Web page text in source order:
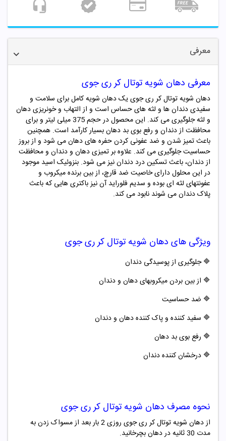
معرفی
معرفی دهان شویه توتال کر ری جوی
دهان شویه توتال کر ری جوی یک دهان شویه کامل برای سلامت و
سفیدی دندان ها و لثه های حساس است و از التهاب و خونریزی دهان
و لثه جلوگیری می کند. این محصول در حجم 375 میلی لیتر و برای
محافظت از دندان و رفع بوی بد دهان بسیار کارآمد است. همچنین
باعث تمیز شدن و ضد عفونی کردن حفره های دهان می شود و از بروز
حساسیت جلوگیری می کند. علاوه بر تمیزی دهان و دندان و محافظت
از دندان، باعث تسکین درد دندان نیز می شود. بنزوئیک اسید موجود
در این محلول دارای خاصیت ضد قارچ، از بین برنده میکروب و
عفونتهای لثه ای بوده و سدیم فلوراید آن نیز باکتری هایی که باعث
پلاک دندان می شوند نابود می کند.
ویژگی های دهان شویه توتال کرری جوی
🔷 جلوگیری از پوسیدگی دندان
🔷 از بین بردن میکروبهای دهان و دندان
🔷 ضد حساسیت
🔷 سفید کننده و پاک کننده دهان و دندان
🔷 رفع بوی بد دهان
🔷 درخشان کننده دندان
نحوه مصرف دهان شویه توتال کرری جوی
از دهان شویه توتال کر ری جوی روزی 2 بار بعد از مسواک زدن به
مدت 30 ثانیه در دهان بچرخانید.